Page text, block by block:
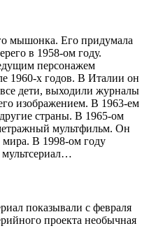
мышонка. Его придумала
в 1958-ом году.
персонажем
1960-х годов. В Италии он
дети, выходили журналы
изображением. В 1963-ем
страны. В 1965-ом
мультфильм. Он
мира. В 1998-ом году
показывали с февраля
проекта необычная